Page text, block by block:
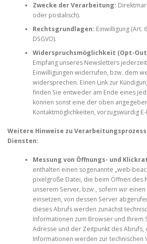
Zwecke der Verarbeitung:
oder postalisch).
Rechtsgrundlagen: Einwilligung (Art.
DSGVO).
Widerspruchsmöglichkeit (Opt-
Empfang unseres Newsletters
Einwilligungen widerrufen, bzw. dem
widersprechen. Einen Link zur
finden Sie entweder am Ende eines
können sonst eine der oben
Kontaktmöglichkeiten, vorzugswürdig
Weitere Hinweise zu
Diensten:
Messung von Öffnungs- und
enthalten einen sogenannte „web-
pixelgroße Datei, die beim Öffnen des
unserem Server, bzw., sofern wir
einsetzen, von dessen Server
dieses Abrufs werden zunächst
Informationen zum Browser und Ihrem
Adresse und der Zeitpunkt des Abrufs,
Informationen werden zur technischen